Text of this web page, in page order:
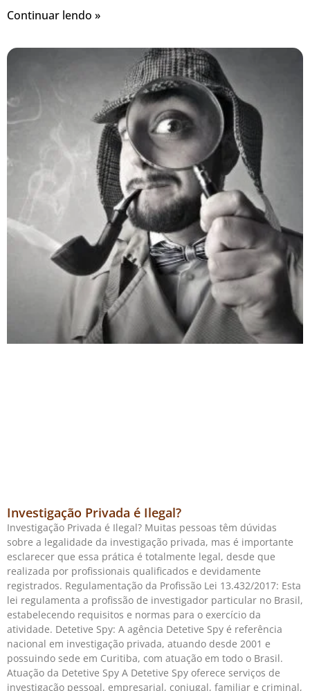
Continuar lendo »
Investigação Privada é Ilegal?
Investigação Privada é Ilegal? Muitas pessoas têm dúvidas
sobre a legalidade da investigação privada, mas é importante
esclarecer que essa prática é totalmente legal, desde que
realizada por profissionais qualificados e devidamente
registrados. Regulamentação da Profissão Lei 13.432/2017: Esta
lei regulamenta a profissão de investigador particular no Brasil,
estabelecendo requisitos e normas para o exercício da
atividade. Detetive Spy: A agência Detetive Spy é referência
nacional em investigação privada, atuando desde 2001 e
possuindo sede em Curitiba, com atuação em todo o Brasil.
Atuação da Detetive Spy A Detetive Spy oferece serviços de
investigação pessoal, empresarial, conjugal, familiar e criminal,